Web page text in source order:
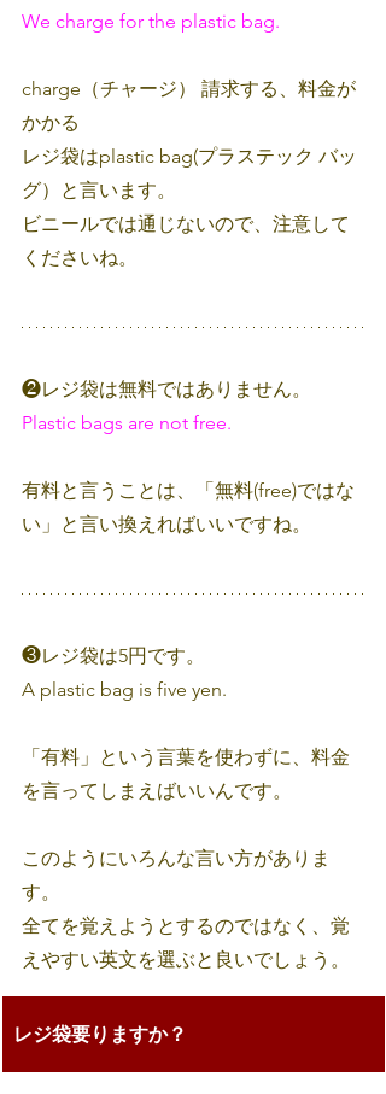
We charge for the plastic bag.
charge（チャージ） 請求する、料金が
かかる
レジ袋はplastic bag(プラステック バッ
グ）と言います。
ビニールでは通じないので、注意して
くださいね。
❷レジ袋は無料ではありません。
Plastic bags are not free.
有料と言うことは、「無料(free)ではな
い」と言い換えればいいですね。
❸レジ袋は5円です。
A plastic bag is five yen.
「有料」という言葉を使わずに、料金
を言ってしまえばいいんです。
このようにいろんな言い方がありま
す。
全てを覚えようとするのではなく、覚
えやすい英文を選ぶと良いでしょう。
レジ袋要りますか？